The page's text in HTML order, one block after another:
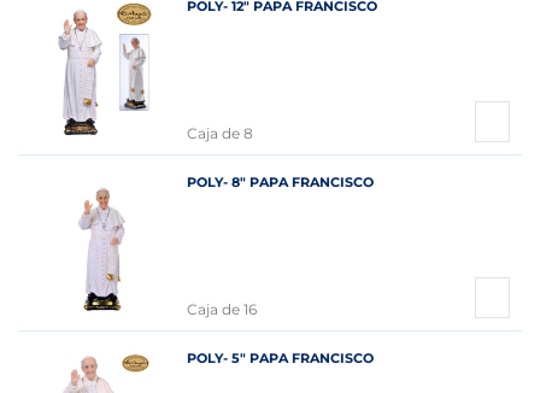
POLY- 12" PAPA FRANCISCO
Caja de 8
POLY- 8" PAPA FRANCISCO
Caja de 16
POLY- 5" PAPA FRANCISCO